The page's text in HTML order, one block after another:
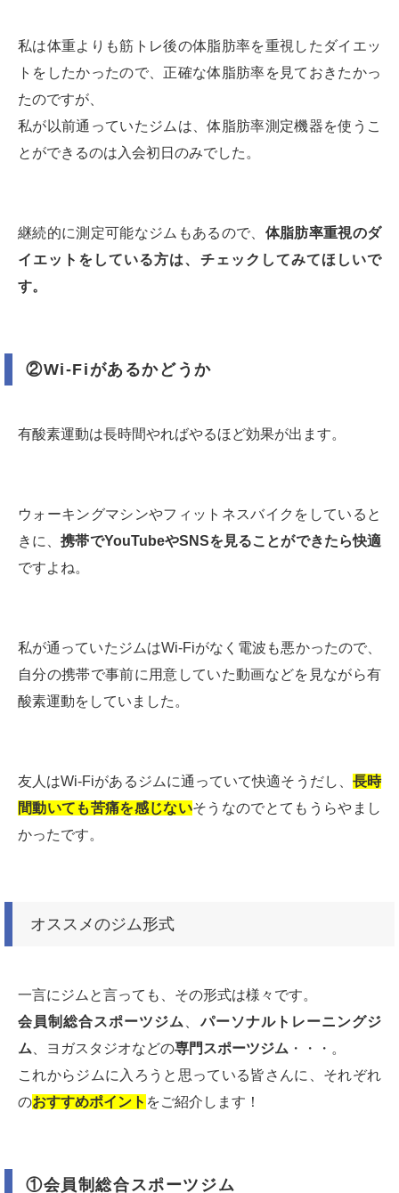
私は体重よりも筋トレ後の体脂肪率を重視したダイエッ
トをしたかったので、正確な体脂肪率を見ておきたかっ
たのですが、
私が以前通っていたジムは、体脂肪率測定機器を使うこ
とができるのは入会初日のみでした。
継続的に測定可能なジムもあるので、 体脂肪率重視のダ
イエットをしている方は、チェックしてみてほしいで
す。
②Wi-Fiがあるかどうか
有酸素運動は長時間やればやるほど効果が出ます。
ウォーキングマシンやフィットネスバイクをしていると
きに、携帯でYouTubeやSNSを見ることができたら快適
ですよね。
私が通っていたジムはWi-Fiがなく電波も悪かったので、
自分の携帯で事前に用意していた動画などを見ながら有
酸素運動をしていました。
友人はWi-Fiがあるジムに通っていて快適そうだし、 長時
間動いても苦痛を感じないそうなのでとてもうらやまし
かったです。
オススメのジム形式
一言にジムと言っても、その形式は様々です。
会員制総合スポーツジム
、パーソナルトレーニングジ
ム 、ヨガスタジオなどの専門スポーツジム ・・・。
これからジムに入ろうと思っている皆さんに、それぞれ
のおすすめポイント をご紹介します！
①会員制総合スポーツジム